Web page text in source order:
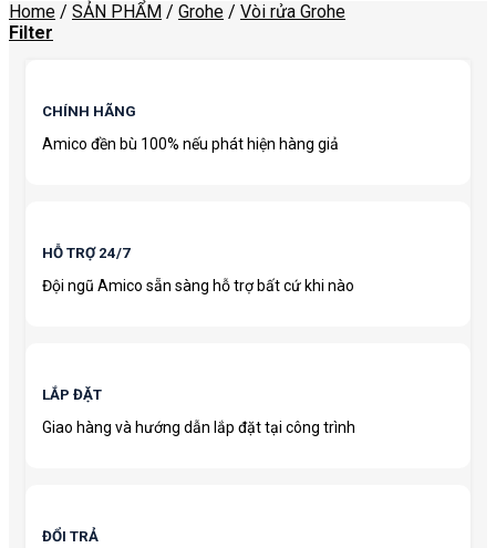
Home / SẢN PHẨM / Grohe / Vòi rửa Grohe
Filter
CHÍNH HÃNG
Amico đền bù 100% nếu phát hiện hàng giả
HỖ TRỢ 24/7
Đội ngũ Amico sẵn sàng hỗ trợ bất cứ khi nào
LẮP ĐẶT
Giao hàng và hướng dẫn lắp đặt tại công trình
ĐỔI TRẢ